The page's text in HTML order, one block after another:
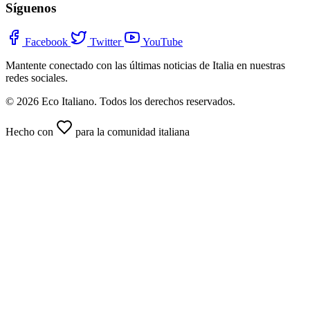
Síguenos
Facebook Twitter
YouTube
Mantente conectado con las últimas noticias de Italia en nuestras
redes sociales.
© 2026 Eco Italiano. Todos los derechos reservados.
Hecho con para la comunidad italiana